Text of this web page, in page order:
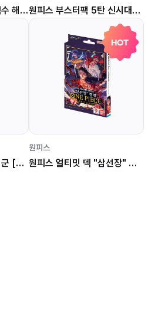
원피스 스타트덱 4탄 백수 해적단 [STK-04] 원피스 부스터팩 5탄 신시대의 주역 [OPK-05]
원피스 스타트덱 6탄 해군 [STK-06]
HOT
원피스
원피스 얼티밋 덱 "삼선장" 집결 [STK-10]